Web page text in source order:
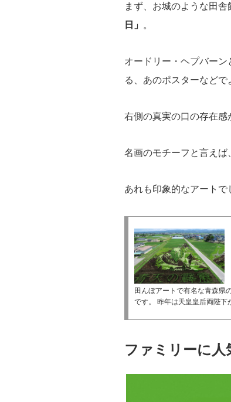
まず、お城のような田
日」
。
オードリー・ヘプバー
る、あのポスターなどで
右側の真実の口の存在感
名画のモチーフと言えば
あれも印象的なアートで
田んぼアートで有名な青森県
です。 昨年は天皇皇后両陛下
ファミリーに人